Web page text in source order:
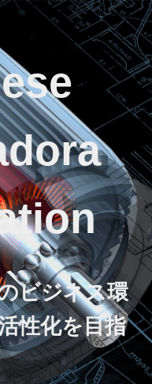
ビジネス環
性化を目指